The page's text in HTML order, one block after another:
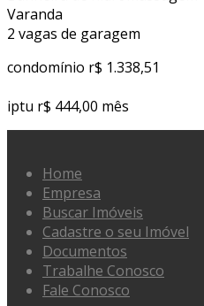
Varanda
2 vagas de garagem
condomínio
iptu r$ 444,00 mês
Home
Empresa
Buscar Imóveis
Cadastre o seu Imóvel
Documentos
Trabalhe Conosco
Fale Conosco